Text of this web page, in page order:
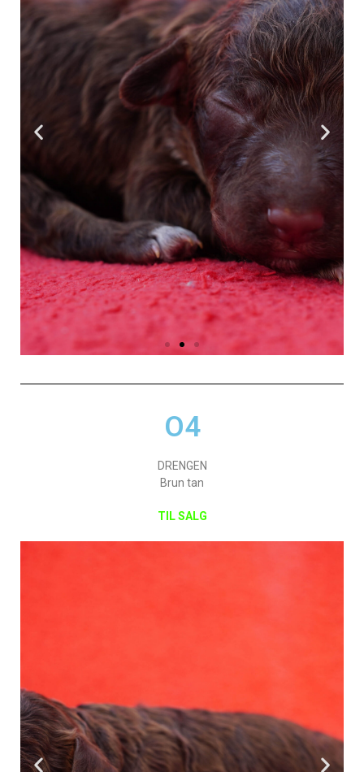
O4
DRENGEN
Brun tan
TIL SALG